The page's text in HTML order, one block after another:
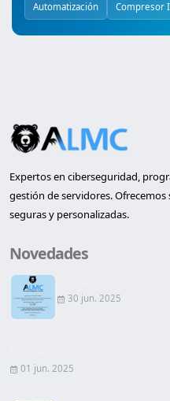
Automatización Compresor
Expertos en ciberseguridad,
gestión de servidores.
seguras y personalizadas.
Novedades
30 jun. 2025
01 jun. 2025